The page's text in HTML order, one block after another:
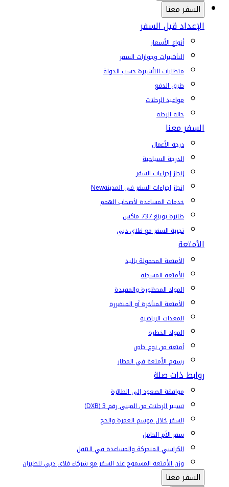
السفر معنا
الإعداد قبل السفر
أنواع الأسعار
التأشيرات وجوازات السفر
متطلبات التأشيرة حسب الدولة
طرق الدفع
مواعيد الرحلات
حالة الرحلة
السفر معنا
درجة الأعمال
الدرجة السياحية
إنجاز إجراءات السفر
إنجاز إجراءات السفر في المدينةNew
خدمات المساعدة لأصحاب الهمم
طائرة بوينغ 737 ماكس
تجربة السفر مع فلاي دبي
الأمتعة
الأمتعة المحمولة باليد
الأمتعة المسجلة
المواد المحظورة والمقيدة
الأمتعة المتأخرة أو المتضررة
المعدات الرياضية
المواد الخطرة
أمتعة من نوع خاص
رسوم الأمتعة في المطار
روابط ذات صلة
موافقة الصعود إلى الطائرة
تسيير الرحلات من المبنى رقم 3 (DXB)
السفر خلال موسم العمرة والحج
سفر الأم الحامل
الكراسي المتحركة والمساعدة في التنقل
وزن الأمتعة المسموح عند السفر مع شركاء فلاي دبي للطيران
السفر معنا